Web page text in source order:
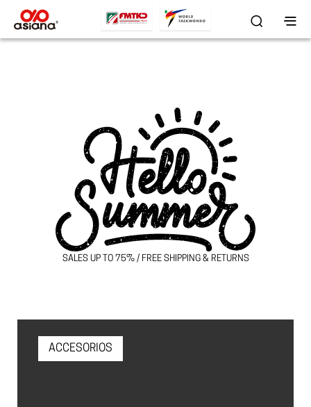
SALES UP TO 75% / FREE SHIPPING & RETURNS
ACCESORIOS